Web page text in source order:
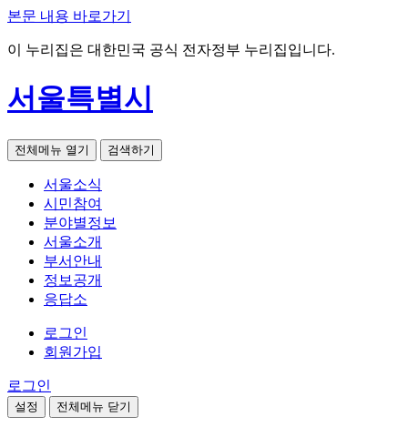
본문 내용 바로가기
이 누리집은 대한민국 공식 전자정부 누리집입니다.
서울특별시
전체메뉴 열기 검색하기
서울소식
시민참여
분야별정보
서울소개
부서안내
정보공개
응답소
로그인
회원가입
로그인
설정 전체메뉴 닫기